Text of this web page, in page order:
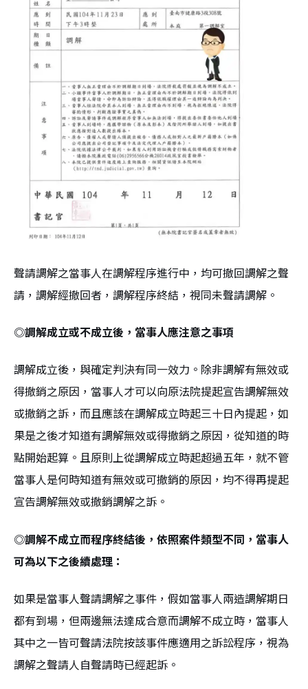
聲請調解之當事人在調解程序進行中，均可撤回調解之聲
請，調解經撤回者，調解程序終結，視同未聲請調解。
◎調解成立或不成立後，當事人應注意之事項
調解成立後，與確定判決有同一效力。除非調解有無效或
得撤銷之原因，當事人才可以向原法院提起宣告調解無效
或撤銷之訴，而且應該在調解成立時起三十日內提起，如
果是之後才知道有調解無效或得撤銷之原因，從知道的時
點開始起算。且原則上從調解成立時起超過五年，就不管
當事人是何時知道有無效或可撤銷的原因，均不得再提起
宣告調解無效或撤銷調解之訴。
◎調解不成立而程序終結後，依照案件類型不同，當事人
可為以下之後續處理：
如果是當事人聲請調解之事件，假如當事人兩造調解期日
都有到場，但兩邊無法達成合意而調解不成立時，當事人
其中之一皆可聲請法院按該事件應適用之訴訟程序，視為
調解之聲請人自聲請時已經起訴。